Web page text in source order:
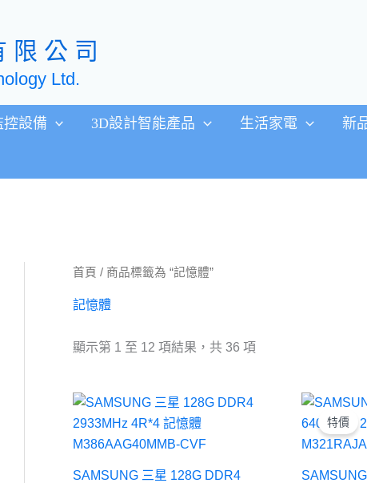
限 公 司
Ltd.
控設備 3D設計智能產品 生活家電 新
首頁 / 商品標籤為 “記憶體”
記憶體
顯示第 1 至 12 項結果，共 36 項
SAMSUNG 三星 128G DDR4
特價